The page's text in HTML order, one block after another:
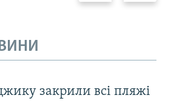
закрили всі пляжі